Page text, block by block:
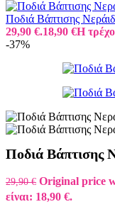
Ποδιά Βάπτισης
29,90 €.18,90 €Η
-37%
Ποδιά Βάπτισης
29,90€ Original price
είναι: 18,90 €.